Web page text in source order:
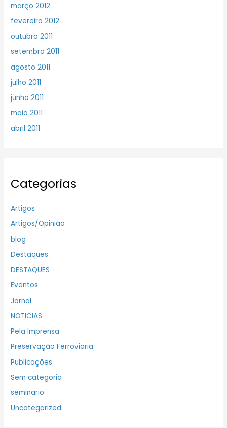
março 2012
fevereiro 2012
outubro 2011
setembro 2011
agosto 2011
julho 2011
junho 2011
maio 2011
abril 2011
Categorias
Artigos
Artigos/Opinião
blog
Destaques
DESTAQUES
Eventos
Jornal
NOTICIAS
Pela Imprensa
Preservação Ferroviaria
Publicações
Sem categoria
seminario
Uncategorized